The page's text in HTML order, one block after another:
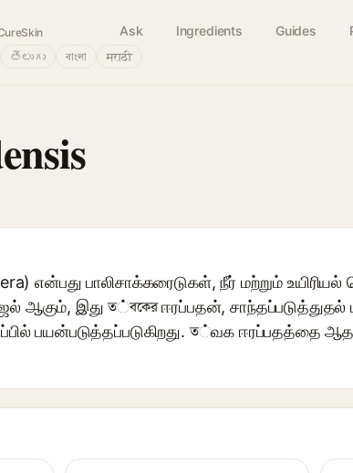
Ask Ingredients Guides
తెలుగు বাংলা मराठी
என்பது பாலிசாக்கரைடுகள், நீர் மற்றும்
ஆகும், இது ত்বকের ஈரப்பதன், சாந்தப்படுத்துதல்
பயன்படுத்தப்படுகிறது. ত்வக ஈரப்பதத்தை